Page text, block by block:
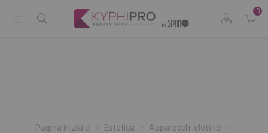
0
Pagina iniziale Estetica
Apparecchi elettrici